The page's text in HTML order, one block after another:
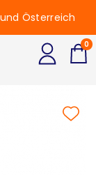
Österreich
0